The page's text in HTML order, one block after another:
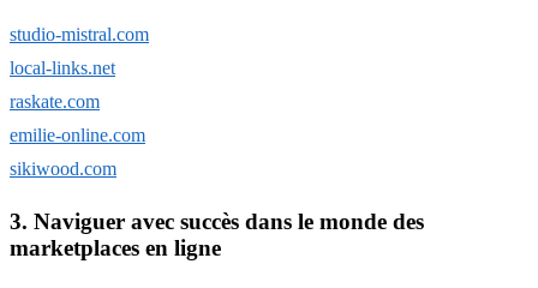
studio-mistral.com
local-links.net
raskate.com
emilie-online.com
sikiwood.com
3. Naviguer avec succès dans le monde des
marketplaces en ligne